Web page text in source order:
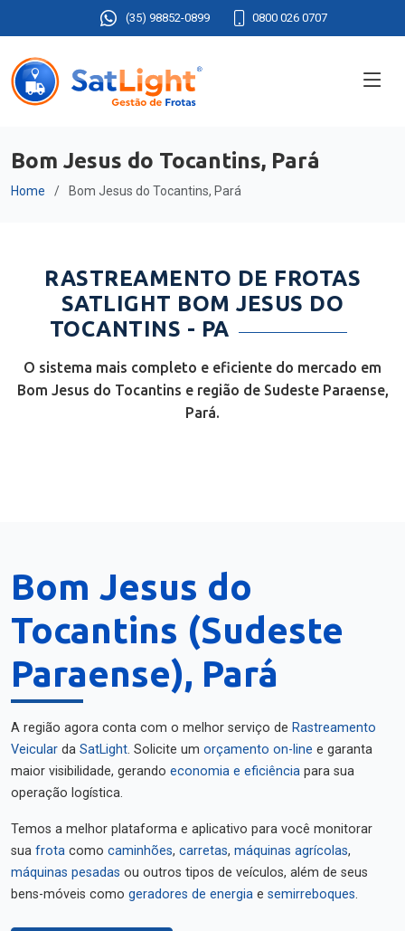
(35) 98852-0899 0800 026 0707
Bom Jesus do Tocantins, Pará
Home Bom Jesus do Tocantins, Pará
RASTREAMENTO DE FROTAS
SATLIGHT BOM JESUS DO
TOCANTINS - PA
O sistema mais completo e eficiente do mercado em
Bom Jesus do Tocantins e região de Sudeste Paraense,
Pará.
Bom Jesus do
Tocantins (Sudeste
Paraense), Pará
A região agora conta com o melhor serviço de Rastreamento
Veicular da SatLight. Solicite um orçamento on-line e garanta
maior visibilidade, gerando economia e eficiência para sua
operação logística.
Temos a melhor plataforma e aplicativo para você monitorar
sua frota como caminhões, carretas, máquinas agrícolas,
máquinas pesadas ou outros tipos de veículos, além de seus
bens-móveis como geradores de energia e semirreboques.